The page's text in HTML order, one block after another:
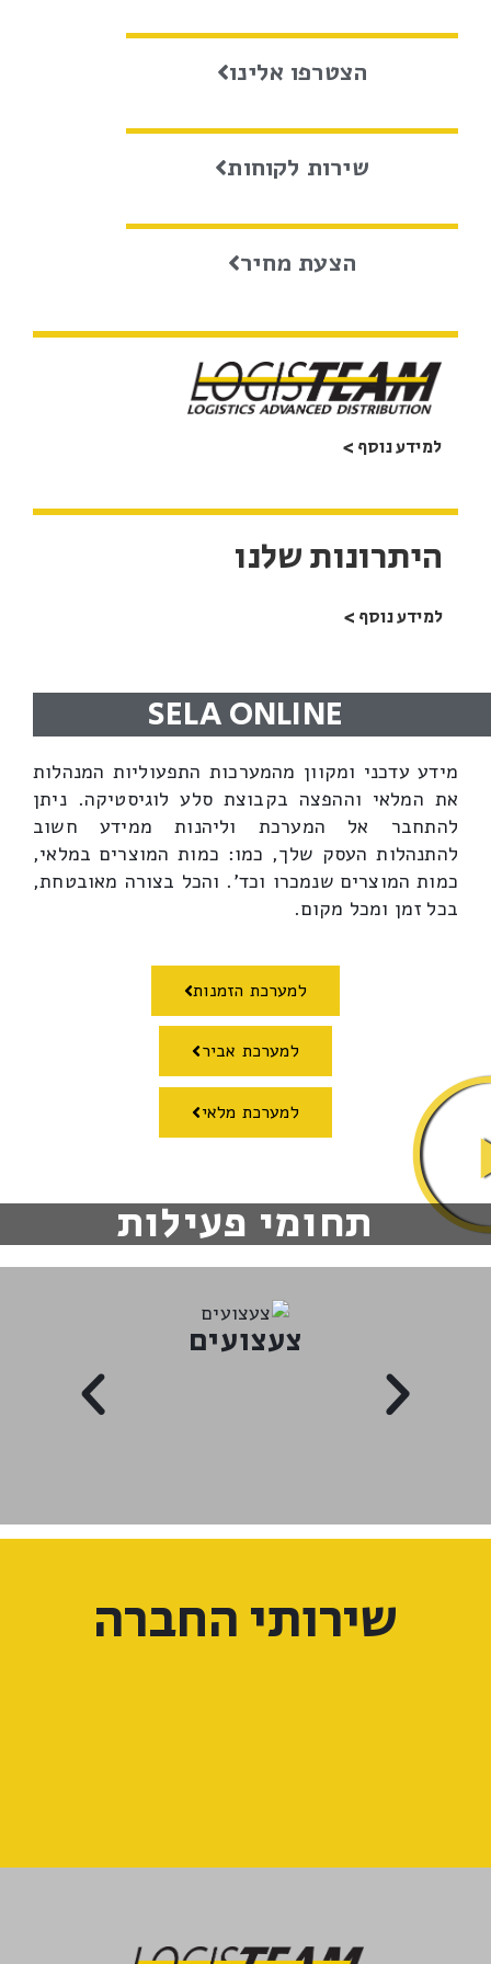
הצטרפו אלינו
שירות לקוחות
הצעת מחיר
למידע נוסף >
היתרונות שלנו
למידע נוסף >
SELA ONLINE
מידע עדכני ומקוון מהמערכות התפעוליות המנהלות
את המלאי וההפצה בקבוצת סלע לוגיסטיקה. ניתן
להתחבר אל המערכת וליהנות ממידע חשוב
להתנהלות העסק שלך, כמו: כמות המוצרים במלאי,
כמות המוצרים שנמכרו וכד'. והכל בצורה מאובטחת,
בכל זמן ומכל מקום.
למערכת הזמנות
למערכת אביר
למערכת מלאי
תחומי פעילות
צעצועים
שירותי החברה